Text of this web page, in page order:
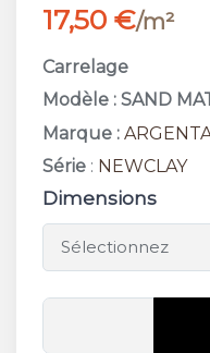
17,50 €/m²
Carrelage
Modèle : SAND
Marque :
Série : NEWCLAY
Dimensions